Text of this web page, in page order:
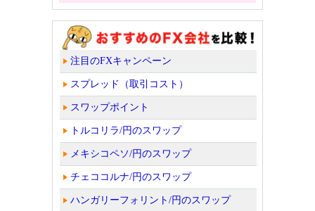
注目のFXキャンペーン
スプレッド（取引コスト）
スワップポイント
トルコリラ/円のスワップ
メキシコペソ/円のスワップ
チェココルナ/円のスワップ
ハンガリーフォリント/円のスワップ